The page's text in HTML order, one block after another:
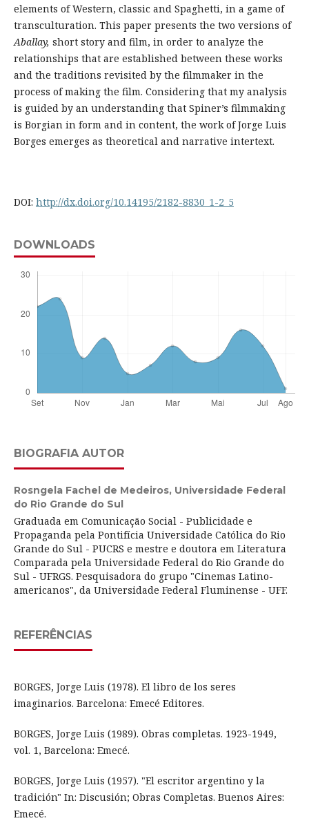
elements of Western, classic and Spaghetti, in a game of
transculturation. This paper presents the two versions of
Aballay, short story and film, in order to analyze the
relationships that are established between these works
and the traditions revisited by the filmmaker in the
process of making the film. Considering that my analysis
is guided by an understanding that Spiner’s filmmaking
is Borgian in form and in content, the work of Jorge Luis
Borges emerges as theoretical and narrative intertext.
DOI: http://dx.doi.org/10.14195/2182-8830_1-2_5
DOWNLOADS
BIOGRAFIA AUTOR
Rosngela Fachel de Medeiros, Universidade Federal
do Rio Grande do Sul
Graduada em Comunicação Social - Publicidade e
Propaganda pela Pontifícia Universidade Católica do Rio
Grande do Sul - PUCRS e mestre e doutora em Literatura
Comparada pela Universidade Federal do Rio Grande do
Sul - UFRGS. Pesquisadora do grupo "Cinemas Latino-
americanos", da Universidade Federal Fluminense - UFF.
REFERÊNCIAS
BORGES, Jorge Luis (1978). El libro de los seres
imaginarios. Barcelona: Emecé Editores.
BORGES, Jorge Luis (1989). Obras completas. 1923-1949,
vol. 1, Barcelona: Emecé.
BORGES, Jorge Luis (1957). "El escritor argentino y la
tradición" In: Discusión; Obras Completas. Buenos Aires:
Emecé.